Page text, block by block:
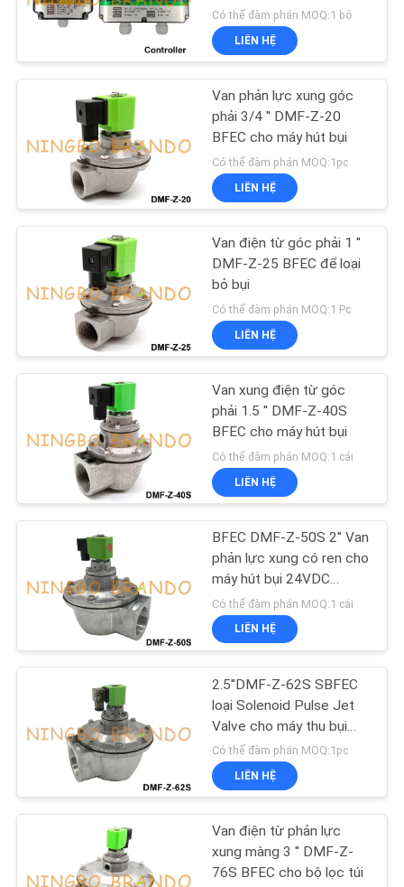
LIÊN
HỆ
VỚI
CHÚNG
TÔI
YÊU
CẦU
GIÁ
COMPANY
NEWS
SƠ
TRANG
CHÍNH
BẢO
Cuộn dây điện từ
1071
Phần ứng van điện
từ
495
Van phản lực
1184
Van Solenoid Làm
lạnh
485
Khí nén Ống phụ kiện
Có thể đàm phán MOQ:1 bộ
LIÊN HỆ
Van phản lực xung góc
phải 3/4 '' DMF-Z-20
BFEC cho máy hút bụi
Có thể đàm phán MOQ:1pc
LIÊN HỆ
Van điện từ góc phải 1 ''
DMF-Z-25 BFEC để loại
bỏ bụi
Có thể đàm phán MOQ:1 Pc
LIÊN HỆ
Van xung điện từ góc
phải 1.5 '' DMF-Z-40S
BFEC cho máy hút bụi
Có thể đàm phán MOQ:1 cái
LIÊN HỆ
BFEC DMF-Z-50S 2'' Van
phản lực xung có ren cho
máy hút bụi 24VDC
220VAC
Có thể đàm phán MOQ:1 cái
LIÊN HỆ
2.5''DMF-Z-62S SBFEC
loại Solenoid Pulse Jet
Valve cho máy thu bụi
24V 220V
Có thể đàm phán MOQ:1pc
LIÊN HỆ
Van điện từ phản lực
xung màng 3 '' DMF-Z-
76S BFEC cho bộ lọc túi